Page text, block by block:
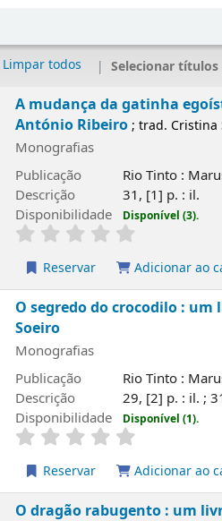
Limpar todos Selecionar títulos
A mudança da gatinha
António Ribeiro; trad. Cristina
Monografias
Publicação
Rio Tinto :
Descrição
31, [1] p. : il.
Disponibilidade
Disponível (3).
Reservar Adicionar ao
O segredo do crocodilo :
Soeiro
Monografias
Publicação
Rio Tinto :
Descrição
29, [2] p. : il. ;
Disponibilidade
Disponível (1).
Reservar Adicionar ao
O dragão rabugento : um